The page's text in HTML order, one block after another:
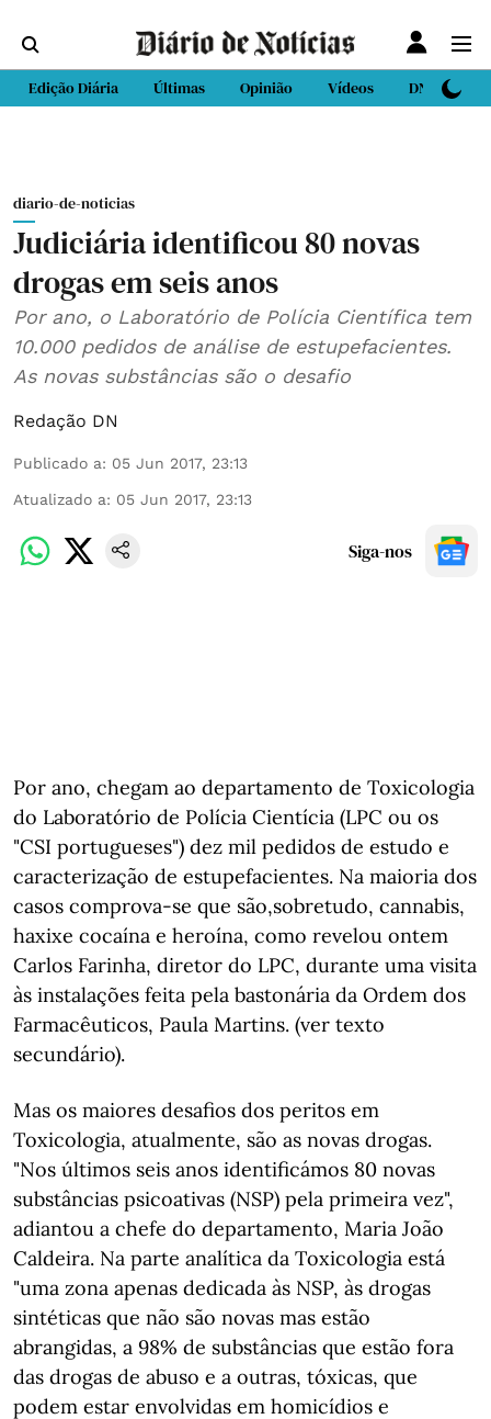
Edição Diária Últimas Opinião Vídeos DN Sport
diario-de-noticias
Judiciária identificou 80 novas
drogas em seis anos
Por ano, o Laboratório de Polícia Científica tem
10.000 pedidos de análise de estupefacientes.
As novas substâncias são o desafio
Redação DN
Publicado a: 05 Jun 2017, 23:13
Atualizado a: 05 Jun 2017, 23:13
Siga-nos
Por ano, chegam ao departamento de Toxicologia
do Laboratório de Polícia Cientícia (LPC ou os
"CSI portugueses") dez mil pedidos de estudo e
caracterização de estupefacientes. Na maioria dos
casos comprova-se que são,sobretudo, cannabis,
haxixe cocaína e heroína, como revelou ontem
Carlos Farinha, diretor do LPC, durante uma visita
às instalações feita pela bastonária da Ordem dos
Farmacêuticos, Paula Martins. (ver texto
secundário).
Mas os maiores desafios dos peritos em
Toxicologia, atualmente, são as novas drogas.
"Nos últimos seis anos identificámos 80 novas
substâncias psicoativas (NSP) pela primeira vez",
adiantou a chefe do departamento, Maria João
Caldeira. Na parte analítica da Toxicologia está
"uma zona apenas dedicada às NSP, às drogas
sintéticas que não são novas mas estão
abrangidas, a 98% de substâncias que estão fora
das drogas de abuso e a outras, tóxicas, que
podem estar envolvidas em homicídios e